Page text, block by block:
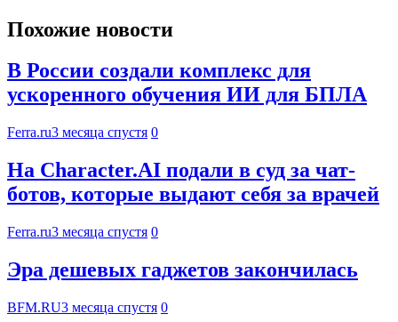
Похожие новости
В России создали комплекс для
ускоренного обучения ИИ для БПЛА
Ferra.ru3 месяца спустя 0
На Character.AI подали в суд за чат-
ботов, которые выдают себя за врачей
Ferra.ru3 месяца спустя 0
Эра дешевых гаджетов закончилась
BFM.RU3 месяца спустя 0